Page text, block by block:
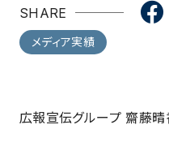
SHARE
メディア実績
広報宣伝グループ 齋藤晴